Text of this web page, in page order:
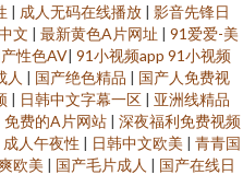
| 成人无码在线播放 | 影音先锋日
文 | 最新黄色A片网址 | 91爱爱-美
性色AV| 91小视频app 91小视频
人 | 国产绝色精品 | 国产人免费视
| 日韩中文字幕一区 | 亚洲线精品
免费的A片网站 | 深夜福利免费视频
成人午夜性 | 日韩中文欧美 | 青青国
欧美 | 国产毛片成人 | 国产在线日